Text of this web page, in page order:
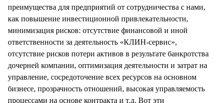
преимущества для предприятий от сотрудничества с нами,
как повышение инвестиционной привлекательности,
минимизация рисков: отсутствие финансовой и иной
ответственности за деятельность «КЛИН-сервис»,
отсутствие рисков потери активов в результате банкротства
дочерней компании, оптимизация деятельности и затрат на
управление, сосредоточение всех ресурсов на основном
бизнесе, прозрачность отношений, высокая управляемость
процессами на основе контракта и т.д. Вот эти